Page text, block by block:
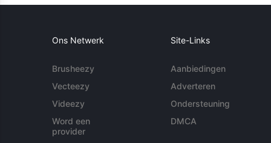
Ons Netwerk
Brusheezy
Vecteezy
Videezy
Word een
provider
Site-Links
Aanbiedingen
Adverteren
Ondersteuning
DMCA